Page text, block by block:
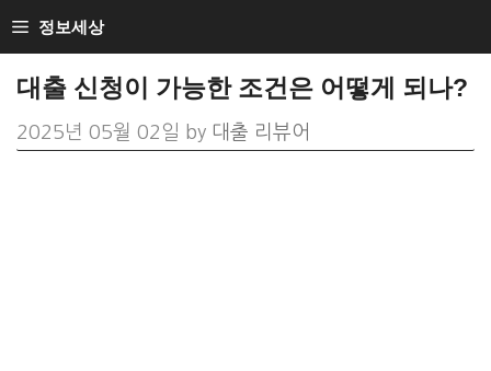
Skip
to
content
정보세상
대출 신청이 가능한 조건은 어떻게 되나?
2025년 05월 02일 by 대출 리뷰어